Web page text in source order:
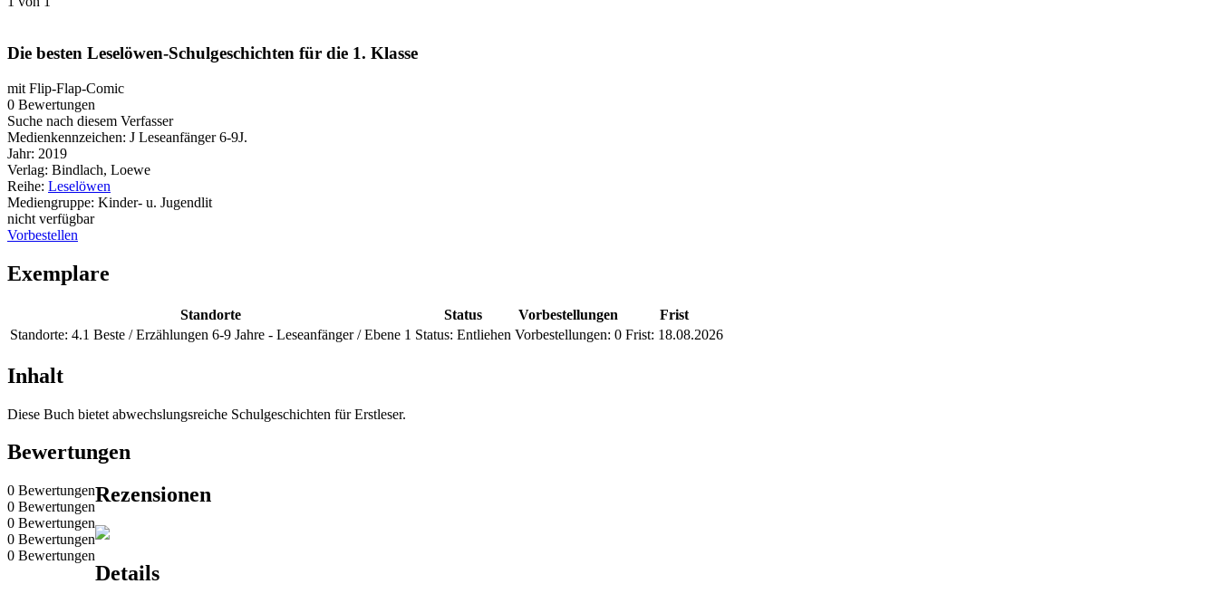
Die besten Leselöwen-Schulgeschichten für die 1. Klasse
mit Flip-Flap-Comic
0 Bewertungen
Suche nach diesem Verfasser
Medienkennzeichen: J Leseanfänger 6-9J.
Jahr: 2019
Verlag: Bindlach, Loewe
Reihe: Leselöwen
Mediengruppe: Kinder- u. Jugendlit
nicht verfügbar
Vorbestellen
Exemplare
Standorte Status Vorbestellungen
Frist
Standorte: 4.1 Beste / Erzählungen 6-9 Jahre - Leseanfänger / Ebene 1 Status: Entliehen Vorbestellungen: 0 Frist: 18.08.2026
Inhalt
Diese Buch bietet abwechslungsreiche Schulgeschichten für Erstleser.
Bewertungen
0 Bewertungen
0 Bewertungen
0 Bewertungen
0 Bewertungen
0 Bewertungen
Rezensionen
Details